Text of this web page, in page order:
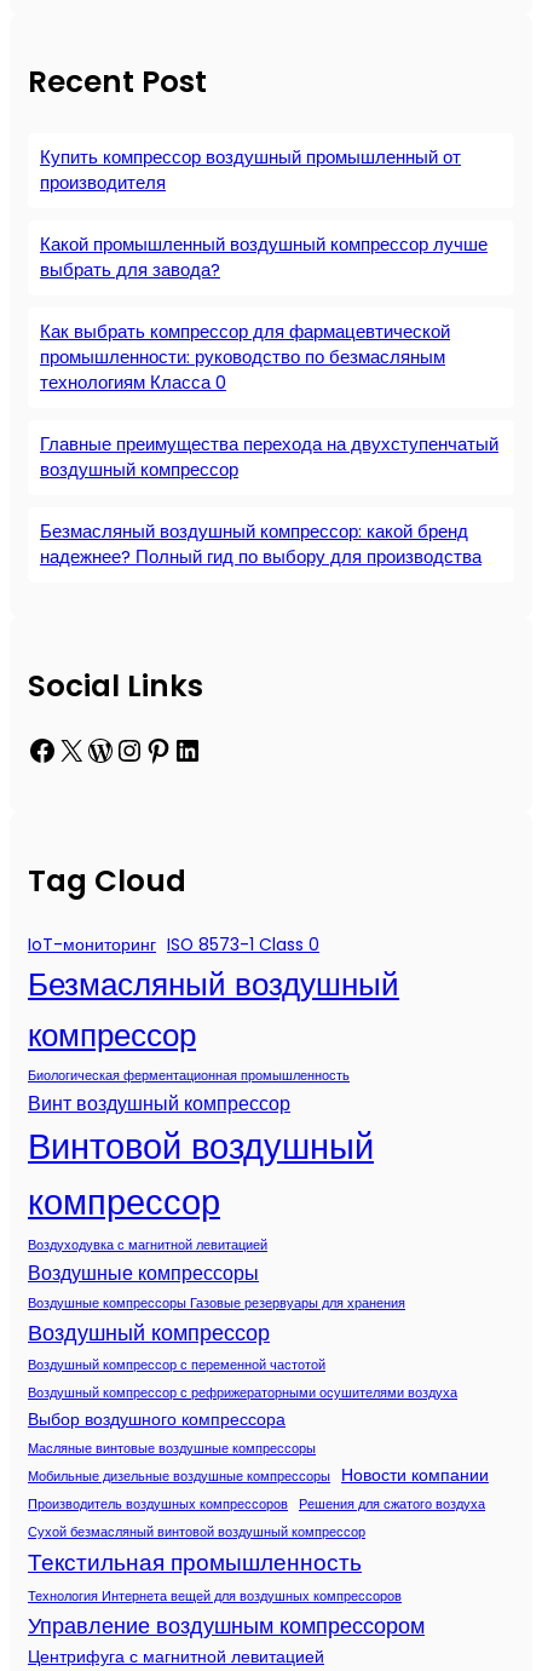
Recent Post
Купить компрессор воздушный промышленный от
производителя
Какой промышленный воздушный компрессор лучше
выбрать для завода?
Как выбрать компрессор для фармацевтической
промышленности: руководство по безмасляным
технологиям Класса 0
Главные преимущества перехода на двухступенчатый
воздушный компрессор
Безмасляный воздушный компрессор: какой бренд
надежнее? Полный гид по выбору для производства
Social Links
Facebook X WordPress InstagramPinterest LinkedIn
Tag Cloud
IoT-мониторинг ISO 8573-1 Class 0
Безмасляный воздушный
компрессор
Биологическая ферментационная промышленность
Винт воздушный компрессор
Винтовой воздушный
компрессор
Воздуходувка с магнитной левитацией
Воздушные компрессоры
Воздушные компрессоры Газовые резервуары для хранения
Воздушный компрессор
Воздушный компрессор с переменной частотой
Воздушный компрессор с рефрижераторными осушителями воздуха
Выбор воздушного компрессора
Масляные винтовые воздушные компрессоры
Мобильные дизельные воздушные компрессоры
Новости компании
Производитель воздушных компрессоров Решения для сжатого воздуха
Сухой безмасляный винтовой воздушный компрессор
Текстильная промышленность
Технология Интернета вещей для воздушных компрессоров
Управление воздушным компрессором
Центрифуга с магнитной левитацией